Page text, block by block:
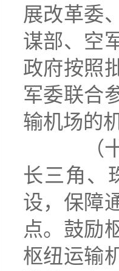
展改革委
谋部、空
政府按照
军委联合
输机场的
（十）
长三角、
设，保障
点。鼓励
枢纽运输